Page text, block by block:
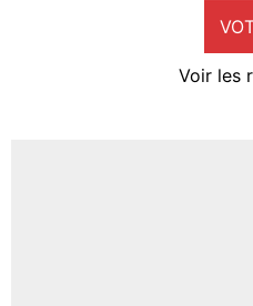
Voir les